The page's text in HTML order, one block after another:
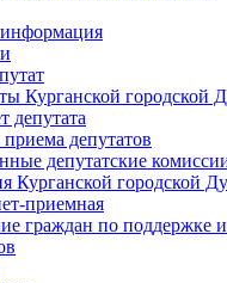
Курганской городской
депутата
депутатов
депутатские
Курганской городской
приемная
граждан по поддержке